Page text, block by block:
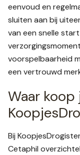
eenvoud en
sluiten aan bij
van een snelle
voorspelbaarheid
een vertrouwd
Waar
Bij
Cetaphil